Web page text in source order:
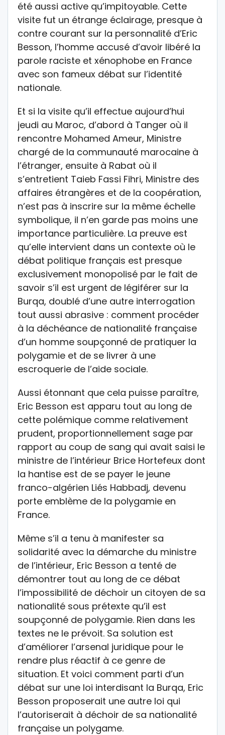
été aussi active qu’impitoyable. Cette
visite fut un étrange éclairage, presque à
contre courant sur la personnalité d’Eric
Besson, l’homme accusé d’avoir libéré la
parole raciste et xénophobe en France
avec son fameux débat sur l’identité
nationale.
Et si la visite qu’il effectue aujourd’hui
jeudi au Maroc, d’abord à Tanger où il
rencontre Mohamed Ameur, Ministre
chargé de la communauté marocaine à
l’étranger, ensuite à Rabat où il
s’entretient Taieb Fassi Fihri, Ministre des
affaires étrangères et de la coopération,
n’est pas à inscrire sur la même échelle
symbolique, il n’en garde pas moins une
importance particulière. La preuve est
qu’elle intervient dans un contexte où le
débat politique français est presque
exclusivement monopolisé par le fait de
savoir s’il est urgent de légiférer sur la
Burqa, doublé d’une autre interrogation
tout aussi abrasive : comment procéder
à la déchéance de nationalité française
d’un homme soupçonné de pratiquer la
polygamie et de se livrer à une
escroquerie de l’aide sociale.
Aussi étonnant que cela puisse paraître,
Eric Besson est apparu tout au long de
cette polémique comme relativement
prudent, proportionnellement sage par
rapport au coup de sang qui avait saisi le
ministre de l’intérieur Brice Hortefeux dont
la hantise est de se payer le jeune
franco-algérien Liés Habbadj, devenu
porte emblème de la polygamie en
France.
Même s’il a tenu à manifester sa
solidarité avec la démarche du ministre
de l’intérieur, Eric Besson a tenté de
démontrer tout au long de ce débat
l’impossibilité de déchoir un citoyen de sa
nationalité sous prétexte qu’il est
soupçonné de polygamie. Rien dans les
textes ne le prévoit. Sa solution est
d’améliorer l’arsenal juridique pour le
rendre plus réactif à ce genre de
situation. Et voici comment parti d’un
débat sur une loi interdisant la Burqa, Eric
Besson proposerait une autre loi qui
l’autoriserait à déchoir de sa nationalité
française un polygame.